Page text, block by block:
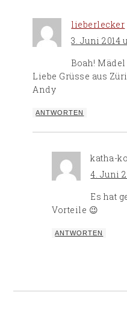
lieberlecker
3. Juni 2014
Boah!
Liebe Grüsse aus
Andy
ANTWORTEN
katha-
4. Juni
Es hat
Vorteile 😉
ANTWORTEN